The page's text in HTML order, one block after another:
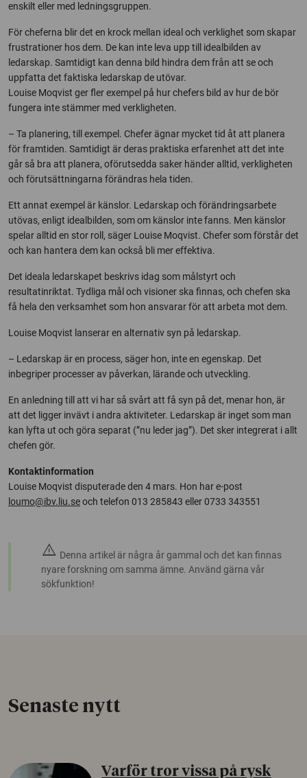
enskilt eller med ledningsgruppen.
För cheferna blir det en krock mellan ideal och verklighet som skapar
frustrationer hos dem. De kan inte leva upp till idealbilden av
ledarskap. Samtidigt kan denna bild hindra dem från att se och
uppfatta det faktiska ledarskap de utövar.
Louise Moqvist ger fler exempel på hur chefers bild av hur de bör
fungera inte stämmer med verkligheten.
– Ta planering, till exempel. Chefer ägnar mycket tid åt att planera
för framtiden. Samtidigt är deras praktiska erfarenhet att det inte
går så bra att planera, oförutsedda saker händer alltid, verkligheten
och förutsättningarna förändras hela tiden.
Ett annat exempel är känslor. Ledarskap och förändringsarbete
utövas, enligt idealbilden, som om känslor inte fanns. Men känslor
spelar alltid en stor roll, säger Louise Moqvist. Chefer som förstår det
och kan hantera dem kan också bli mer effektiva.
Det ideala ledarskapet beskrivs idag som målstyrt och
resultatinriktat. Tydliga mål och visioner ska finnas, och chefen ska
få hela den verksamhet som hon ansvarar för att arbeta mot dem.
Louise Moqvist lanserar en alternativ syn på ledarskap.
– Ledarskap är en process, säger hon, inte en egenskap. Det
inbegriper processer av påverkan, lärande och utveckling.
En anledning till att vi har så svårt att få syn på det, menar hon, är
att det ligger invävt i andra aktiviteter. Ledarskap är inget som man
kan lyfta ut och göra separat (”nu leder jag”). Det sker integrerat i allt
chefen gör.
Kontaktinformation
Louise Moqvist disputerade den 4 mars. Hon har e-post
loumo@ibv.liu.seoch telefon 013 285843 eller 0733 343551
warning Denna artikel är några år gammal och det kan finnas
nyare forskning om samma ämne. Använd gärna vår
sökfunktion!
Senaste nytt
Varför tror vissa på rysk